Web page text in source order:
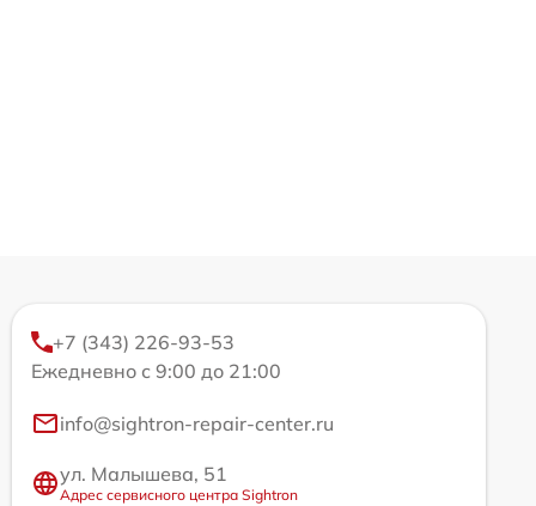
+7 (343) 226-93-53
Ежедневно с 9:00 до 21:00
info@sightron-repair-center.ru
ул. Малышева, 51
Адрес сервисного центра Sightron